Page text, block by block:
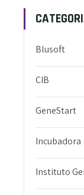
Blusoft
CIB
GeneStart
Incubadora
Instituto